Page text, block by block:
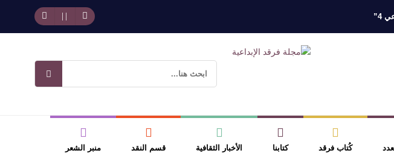
4”
التراثي يجمع الشاعر عبدالواحد بجمهوره
: ( على كف رتويت ) للدكتورة زينب الخضيري
كُتاب فرقد كتابنا الأخبار الثقافية قسم النقد منبر الشعر